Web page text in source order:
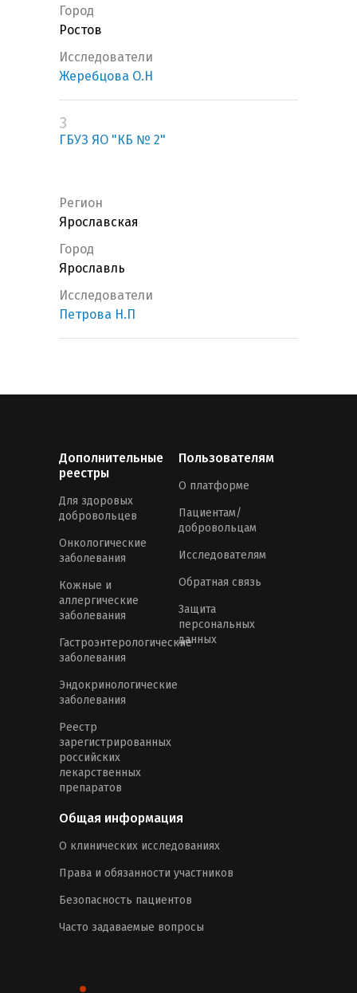
Город
Ростов
Исследователи
Жеребцова О.Н
3
ГБУЗ ЯО "КБ № 2"
Регион
Ярославская
Город
Ярославль
Исследователи
Петрова Н.П
Дополнительные
реестры
Для здоровых
добровольцев
Онкологические
заболевания
Кожные и
аллергические
заболевания
Гастроэнтерологические
заболевания
Эндокринологические
заболевания
Реестр
зарегистрированных
российских
лекарственных
препаратов
Пользователям
О платформе
Пациентам/
добровольцам
Исследователям
Обратная связь
Защита
персональных
данных
Общая информация
О клинических исследованиях
Права и обязанности участников
Безопасность пациентов
Часто задаваемые вопросы